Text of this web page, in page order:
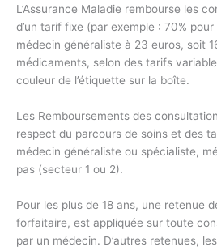
L’Assurance Maladie rembourse les
d’un tarif fixe (par exemple : 70%
médecin généraliste à 23 euros, soit
médicaments, selon des tarifs
couleur de l’étiquette sur la boîte.
Les Remboursements des
respect du parcours de soins et des
médecin généraliste ou spécialiste,
pas (secteur 1 ou 2).
Pour les plus de 18 ans, une retenue
forfaitaire, est appliquée sur toute
par un médecin. D’autres retenues,